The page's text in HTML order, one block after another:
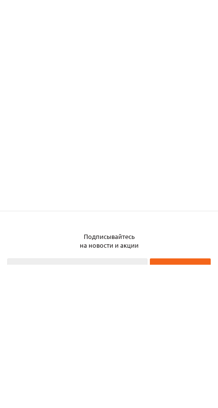
Подписывайтесь
на новости и акции